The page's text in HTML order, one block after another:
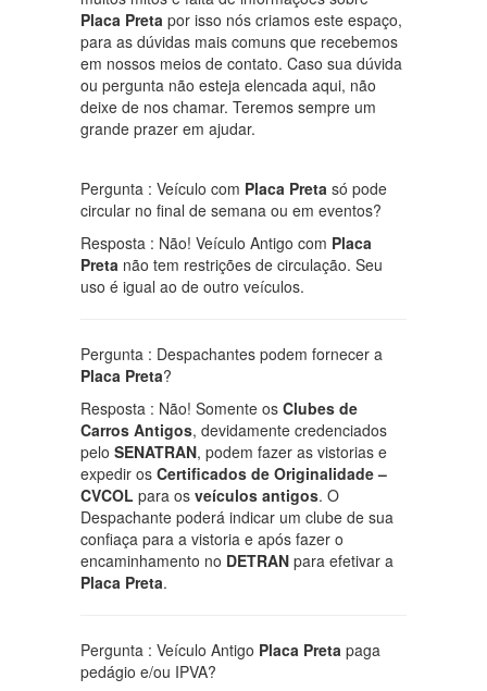
Placa Preta por isso nós criamos este espaço,
para as dúvidas mais comuns que recebemos
em nossos meios de contato. Caso sua dúvida
ou pergunta não esteja elencada aqui, não
deixe de nos chamar. Teremos sempre um
grande prazer em ajudar.
Pergunta : Veículo com Placa Preta só pode
circular no final de semana ou em eventos?
Resposta : Não! Veículo Antigo com Placa
Preta não tem restrições de circulação. Seu
uso é igual ao de outro veículos.
Pergunta : Despachantes podem fornecer a
Placa Preta?
Resposta : Não! Somente os Clubes de
Carros Antigos, devidamente credenciados
pelo SENATRAN, podem fazer as vistorias e
expedir os Certificados de Originalidade –
CVCOL para os veículos antigos. O
Despachante poderá indicar um clube de sua
confiaça para a vistoria e após fazer o
encaminhamento no DETRAN para efetivar a
Placa Preta.
Pergunta : Veículo Antigo Placa Preta paga
pedágio e/ou IPVA?